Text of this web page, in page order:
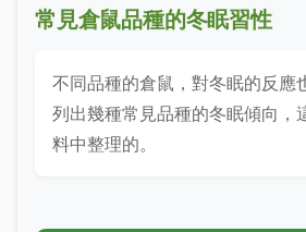
常見倉鼠品種的冬眠習性
不同品種的倉鼠，對冬眠的反應
列出幾種常見品種的冬眠傾向，
料中整理的。